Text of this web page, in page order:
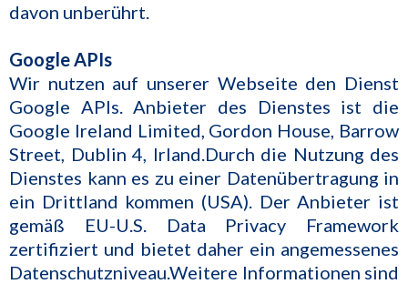
davon unberührt.
Google APIs
Wir nutzen auf unserer Webseite den Dienst
Google APIs. Anbieter des Dienstes ist die
Google Ireland Limited, Gordon House, Barrow
Street, Dublin 4, Irland.Durch die Nutzung des
Dienstes kann es zu einer Datenübertragung in
ein Drittland kommen (USA). Der Anbieter ist
gemäß EU-U.S. Data Privacy Framework
zertifiziert und bietet daher ein angemessenes
Datenschutzniveau.Weitere Informationen sind